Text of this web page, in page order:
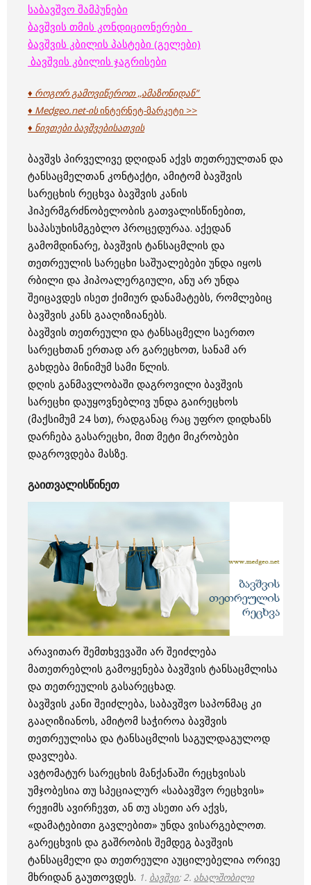
საბავშვო შამპუნები
ბავშვის თმის კონდიციონერები
ბავშვის კბილის პასტები (გელები)
ბავშვის კბილის ჯაგრისები
♦ როგორ გამოვიწეროთ ,,ამაზონიდან”
♦ Medgeo.net-ისინტერნეტ-მარკეტი >>
♦ ნივთები ბავშვებისათვის
ბავშვს პირველივე დღიდან აქვს თეთრეულთან და
ტანსაცმელთან კონტაქტი, ამიტომ ბავშვის
სარეცხის რეცხვა ბავშვის კანის
ჰიპერმგრძნობელობის გათვალისწინებით,
საპასუხისმგებლო პროცედურაა. აქედან
გამომდინარე, ბავშვის ტანსაცმლის და
თეთრეულის სარეცხი საშუალებები უნდა იყოს
რბილი და ჰიპოალერგიული, ანუ არ უნდა
შეიცავდეს ისეთ ქიმიურ დანამატებს, რომლებიც
ბავშვის კანს გააღიზიანებს.
ბავშვის თეთრეული და ტანსაცმელი საერთო
სარეცხთან ერთად არ გარეცხოთ, სანამ არ
გახდება მინიმუმ სამი წლის.
დღის განმავლობაში დაგროვილი ბავშვის
სარეცხი დაუყოვნებლივ უნდა გაირეცხოს
(მაქსიმუმ 24 სთ), რადგანაც რაც უფრო დიდხანს
დარჩება გასარეცხი, მით მეტი მიკრობები
დაგროვდება მასზე.
გაითვალისწინეთ
არავითარ შემთხვევაში არ შეიძლება
მათეთრებლის გამოყენება ბავშვის ტანსაცმლისა
და თეთრეულის გასარეცხად.
ბავშვის კანი შეიძლება, საბავშვო საპონმაც კი
გააღიზიანოს, ამიტომ საჭიროა ბავშვის
თეთრეულისა და ტანსაცმლის საგულდაგულოდ
დავლება.
ავტომატურ სარეცხის მანქანაში რეცხვისას
უმჯობესია თუ სპეციალურ «საბავშვო რეცხვის»
რეჟიმს ავირჩევთ, ან თუ ასეთი არ აქვს,
«დამატებითი გავლებით» უნდა ვისარგებლოთ.
გარეცხვის და გაშრობის შემდეგ ბავშვის
ტანსაცმელი და თეთრეული აუცილებელია ორივე
მხრიდან გაუთოვდეს. 1. ბავშვი; 2. ახალშობილი